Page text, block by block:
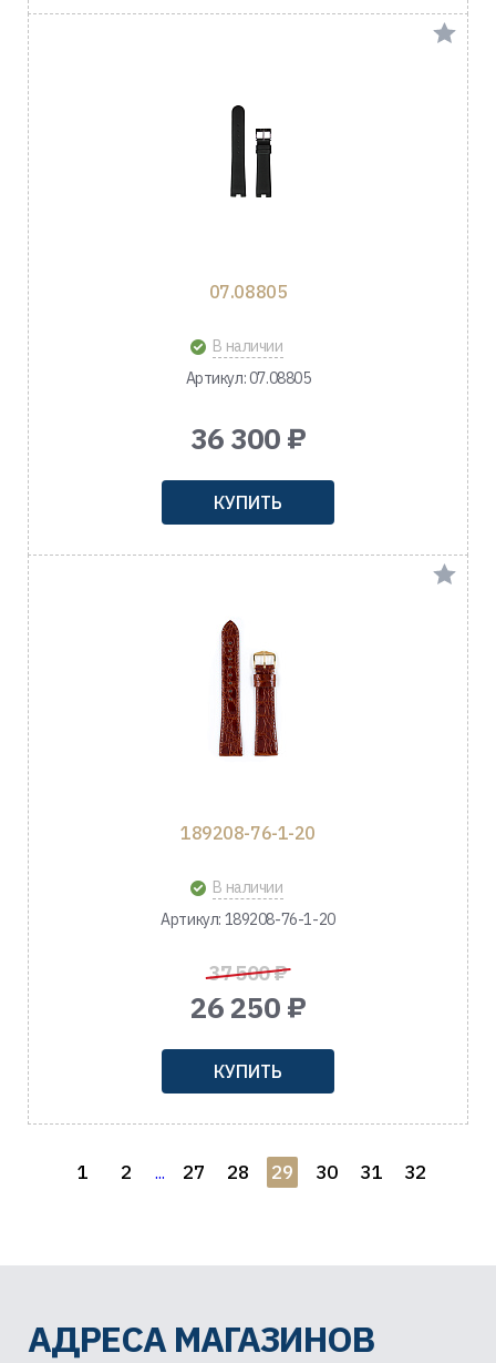
07.08805
В наличии
Артикул: 07.08805
36 300 ₽
КУПИТЬ
189208-76-1-20
В наличии
Артикул: 189208-76-1-20
37 500 ₽
26 250 ₽
КУПИТЬ
1 2 ... 27 28 29 30 31 32
АДРЕСА МАГАЗИНОВ